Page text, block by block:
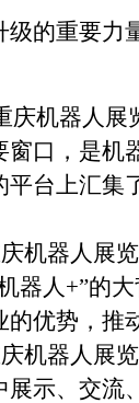
级的重要力
庆机器人展
窗口，是机
平台上汇集
机器人展
器人+”的
的优势，推
机器人展
展示、交流